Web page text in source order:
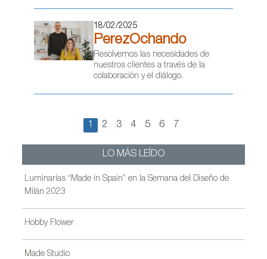
18/02/2025
PerezOchando
Resolvemos las necesidades de
nuestros clientes a través de la
colaboración y el diálogo.
1 2 3 4 5 6 7
LO MÁS LEÍDO
Luminarias “Made in Spain” en la Semana del Diseño de
Milán 2023
Hobby Flower
Made Studio